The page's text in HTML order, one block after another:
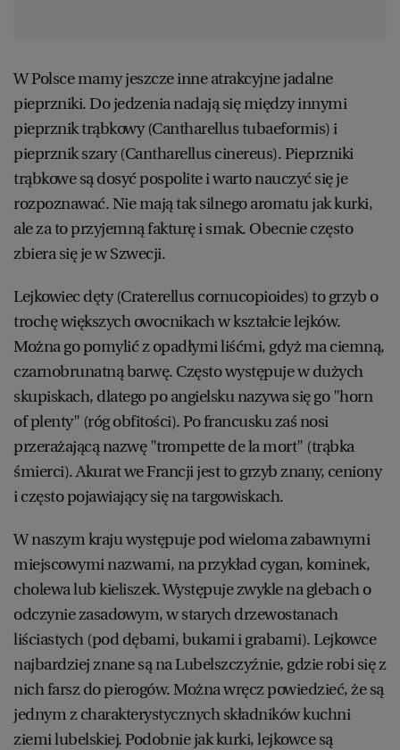
W Polsce mamy jeszcze inne atrakcyjne jadalne
pieprzniki. Do jedzenia nadają się między innymi
pieprznik trąbkowy (Cantharellus tubaeformis) i
pieprznik szary (Cantharellus cinereus). Pieprzniki
trąbkowe są dosyć pospolite i warto nauczyć się je
rozpoznawać. Nie mają tak silnego aromatu jak kurki,
ale za to przyjemną fakturę i smak. Obecnie często
zbiera się je w Szwecji.
Lejkowiec dęty (Craterellus cornucopioides) to grzyb o
trochę większych owocnikach w kształcie lejków.
Można go pomylić z opadłymi liśćmi, gdyż ma ciemną,
czarnobrunatną barwę. Często występuje w dużych
skupiskach, dlatego po angielsku nazywa się go "horn
of plenty" (róg obfitości). Po francusku zaś nosi
przerażającą nazwę "trompette de la mort" (trąbka
śmierci). Akurat we Francji jest to grzyb znany, ceniony
i często pojawiający się na targowiskach.
W naszym kraju występuje pod wieloma zabawnymi
miejscowymi nazwami, na przykład cygan, kominek,
cholewa lub kieliszek. Występuje zwykle na glebach o
odczynie zasadowym, w starych drzewostanach
liściastych (pod dębami, bukami i grabami). Lejkowce
najbardziej znane są na Lubelszczyźnie, gdzie robi się z
nich farsz do pierogów. Można wręcz powiedzieć, że są
jednym z charakterystycznych składników kuchni
ziemi lubelskiej. Podobnie jak kurki, lejkowce są